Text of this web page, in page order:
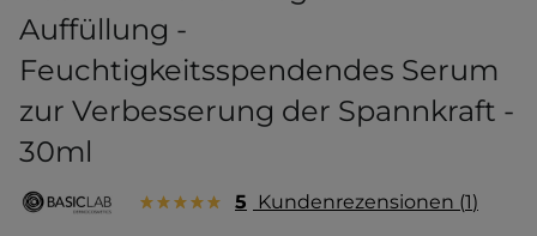
Auffüllung -
Feuchtigkeitsspendendes Serum
zur Verbesserung der Spannkraft -
30ml
5 Kundenrezensionen 1